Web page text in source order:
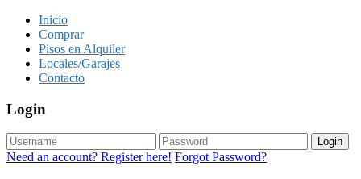
Inicio
Comprar
Pisos en Alquiler
Locales/Garajes
Contacto
Login
Login
Need an account? Register here! Forgot Password?